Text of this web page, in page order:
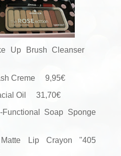
Up Brush Cleanser
Creme 9,95€
Oil 31,70€
Soap Sponge
Lip Crayon "405